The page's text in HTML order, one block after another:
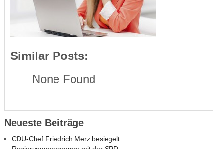
Similar Posts:
None Found
Neueste Beiträge
CDU-Chef Friedrich Merz besiegelt